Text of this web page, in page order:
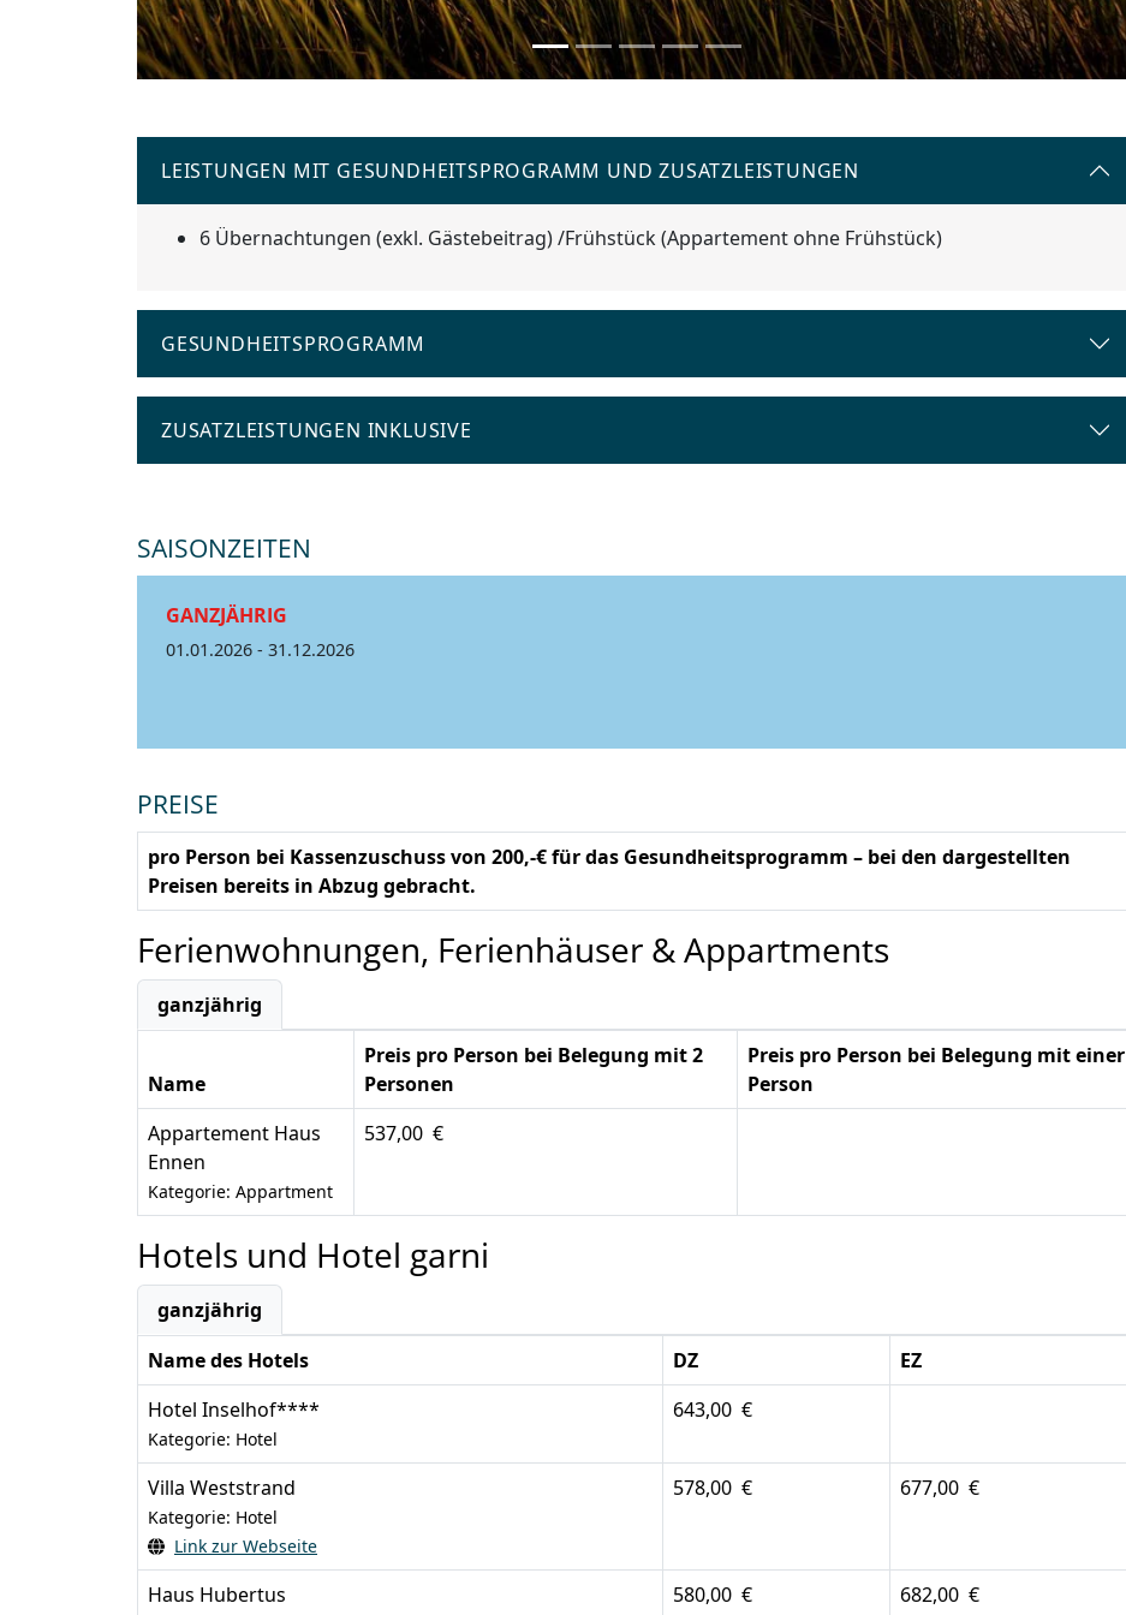
LEISTUNGEN MIT GESUNDHEITSPROGRAMM UND ZUSATZLEISTUNGEN
6 Übernachtungen (exkl. Gästebeitrag) /Frühstück (Appartement ohne Frühstück)
GESUNDHEITSPROGRAMM
ZUSATZLEISTUNGEN INKLUSIVE
SAISONZEITEN
GANZJÄHRIG
01.01.2026 - 31.12.2026
PREISE
pro Person bei Kassenzuschuss von 200,-€ für das Gesundheitsprogramm – bei den dargestellten
Preisen bereits in Abzug gebracht.
Ferienwohnungen, Ferienhäuser & Appartments
ganzjährig
Name
Preis pro Person bei Belegung mit 2
Personen
Preis pro Person bei Belegung mit einer
Person
Appartement Haus
Ennen
Kategorie: Appartment
537,00 €
Hotels und Hotel garni
ganzjährig
Name des Hotels
DZ
EZ
Hotel Inselhof****
Kategorie: Hotel
643,00 €
Villa Weststrand
Kategorie: Hotel
Link zur Webseite
578,00 € 677,00 €
Haus Hubertus 580,00 € 682,00 €